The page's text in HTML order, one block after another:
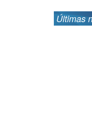
Últimas